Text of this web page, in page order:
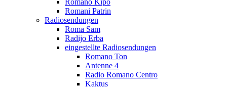
Romano Kipo
Romani Patrin
Radiosendungen
Roma Sam
Radijo Erba
eingestellte Radiosendungen
Romano Ton
Antenne 4
Radio Romano Centro
Kaktus